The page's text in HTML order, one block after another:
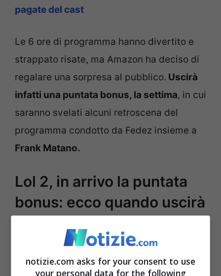
pagate del cast
Le 6 ore di programma hanno divertito e
strappato risate, ma Amazon ha deciso di
regalare una sorpresa al pubblico. Uscirà
infatti una puntata bonus, la settima, in cui
saranno svelati alcuni retroscena del
programma condotto da Fedez insieme a
Frank Matano.
Lol 2, in arrivo la puntata
bonus: ecco quando uscirà
notizie.com asks for your consent to use
your personal data for the following